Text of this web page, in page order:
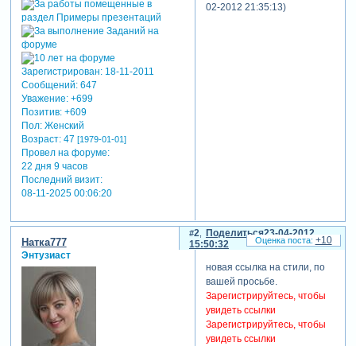
Зарегистрирован: 18-11-2011
Сообщений:647
Уважение: +699
Позитив: +609
Пол:Женский
Возраст:47 [1979-01-01]
Провел на форуме:
22 дня 9 часов
Последний визит:
08-11-2025 00:06:20
02-2012 21:35:13)
Поделиться
2
23-04-2012
15:50:32
Натка777
Энтузиаст
новая ссылка на стили, по
вашей просьбе.
Зарегистрируйтесь, чтобы
увидеть ссылки
Зарегистрируйтесь, чтобы
увидеть ссылки
+10